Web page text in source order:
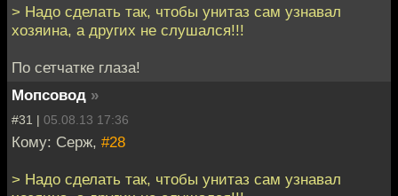
> Надо сделать так, чтобы унитаз сам узнавал
хозяина, а других не слушался!!!
По сетчатке глаза!
Мопсовод »
#31 | 05.08.13 17:36
Кому: Серж, #28
> Надо сделать так, чтобы унитаз сам узнавал